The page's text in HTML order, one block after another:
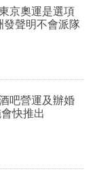
京奧運是選項
聲明不會派隊
吧營運及辦婚
快推出